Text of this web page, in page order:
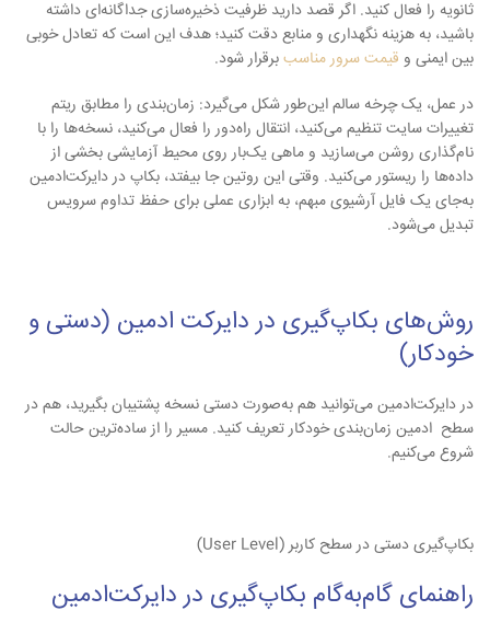
ثانویه را فعال کنید. اگر قصد دارید ظرفیت ذخیره‌سازی جداگانه‌ای داشته
باشید، به هزینه نگهداری و منابع دقت کنید؛ هدف این است که تعادل خوبی
بین ایمنی و قیمت سرور مناسببرقرار شود.
در عمل، یک چرخه سالم این‌طور شکل می‌گیرد: زمان‌بندی را مطابق ریتم
تغییرات سایت تنظیم می‌کنید، انتقال راه‌دور را فعال می‌کنید، نسخه‌ها را با
نام‌گذاری روشن می‌سازید و ماهی یک‌بار روی محیط آزمایشی بخشی از
داده‌ها را ریستور می‌کنید. وقتی این روتین جا بیفتد، بکاپ در دایرکت‌ادمین
به‌جای یک فایل آرشیوی مبهم، به ابزاری عملی برای حفظ تداوم سرویس
تبدیل می‌شود.
روش‌های بکاپ‌گیری در دایرکت‌ ادمین (دستی و
خودکار)
در دایرکت‌ادمین می‌توانید هم به‌صورت دستی نسخه پشتیبان بگیرید، هم در
سطح ادمین زمان‌بندی خودکار تعریف کنید. مسیر را از ساده‌ترین حالت
شروع می‌کنیم.
بکاپ‌گیری دستی در سطح کاربر(User Level)
راهنمای گام‌به‌گام بکاپ‌گیری در دایرکت‌ادمین